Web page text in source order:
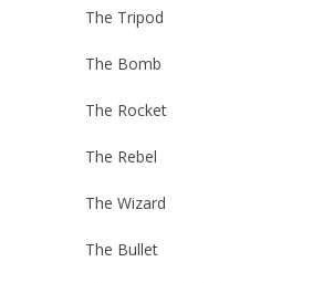
The Tripod
The Bomb
The Rocket
The Rebel
The Wizard
The Bullet